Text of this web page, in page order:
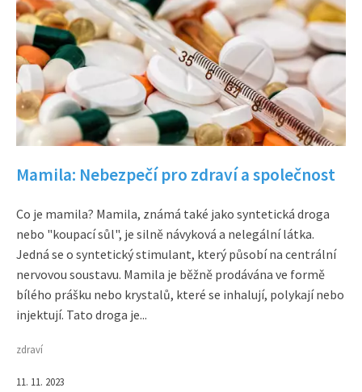
Mamila: Nebezpečí pro zdraví a společnost
Co je mamila? Mamila, známá také jako syntetická droga
nebo "koupací sůl", je silně návyková a nelegální látka.
Jedná se o syntetický stimulant, který působí na centrální
nervovou soustavu. Mamila je běžně prodávána ve formě
bílého prášku nebo krystalů, které se inhalují, polykají nebo
injektují. Tato droga je...
zdraví
11. 11. 2023